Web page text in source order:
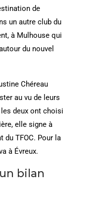
de
un autre club du
à Mulhouse qui
du nouvel
Chéreau
au vu de leurs
deux ont choisi
elle signe à
du TFOC. Pour la
à Évreux.
bilan